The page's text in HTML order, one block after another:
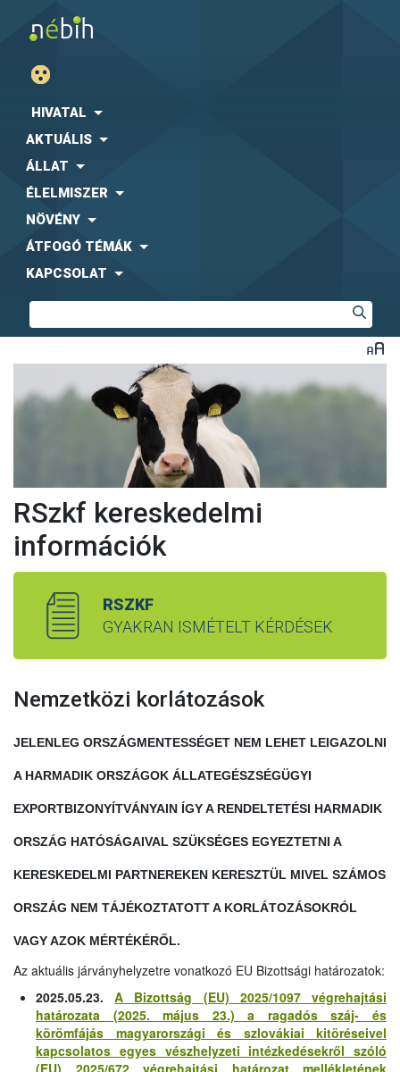
HIVATAL
AKTUÁLIS
ÁLLAT
ÉLELMISZER
NÖVÉNY
ÁTFOGÓ TÉMÁK
KAPCSOLAT
RSzkf kereskedelmi
információk
RSZKF
GYAKRAN ISMÉTELT KÉRDÉSEK
Nemzetközi korlátozások
JELENLEG ORSZÁGMENTESSÉGET NEM LEHET LEIGAZOLNI
A HARMADIK ORSZÁGOK ÁLLATEGÉSZSÉGÜGYI
EXPORTBIZONYÍTVÁNYAIN ÍGY A RENDELTETÉSI HARMADIK
ORSZÁG HATÓSÁGAIVAL SZÜKSÉGES EGYEZTETNI A
KERESKEDELMI PARTNEREKEN KERESZTÜL MIVEL SZÁMOS
ORSZÁG NEM TÁJÉKOZTATOTT A KORLÁTOZÁSOKRÓL
VAGY AZOK MÉRTÉKÉRŐL.
Az aktuális járványhelyzetre vonatkozó EU Bizottsági határozatok:
2025.05.23.A Bizottság (EU) 2025/1097 végrehajtási
határozata (2025. május 23.) a ragadós száj- és
körömfájás magyarországi és szlovákiai kitöréseivel
kapcsolatos egyes vészhelyzeti intézkedésekről szóló